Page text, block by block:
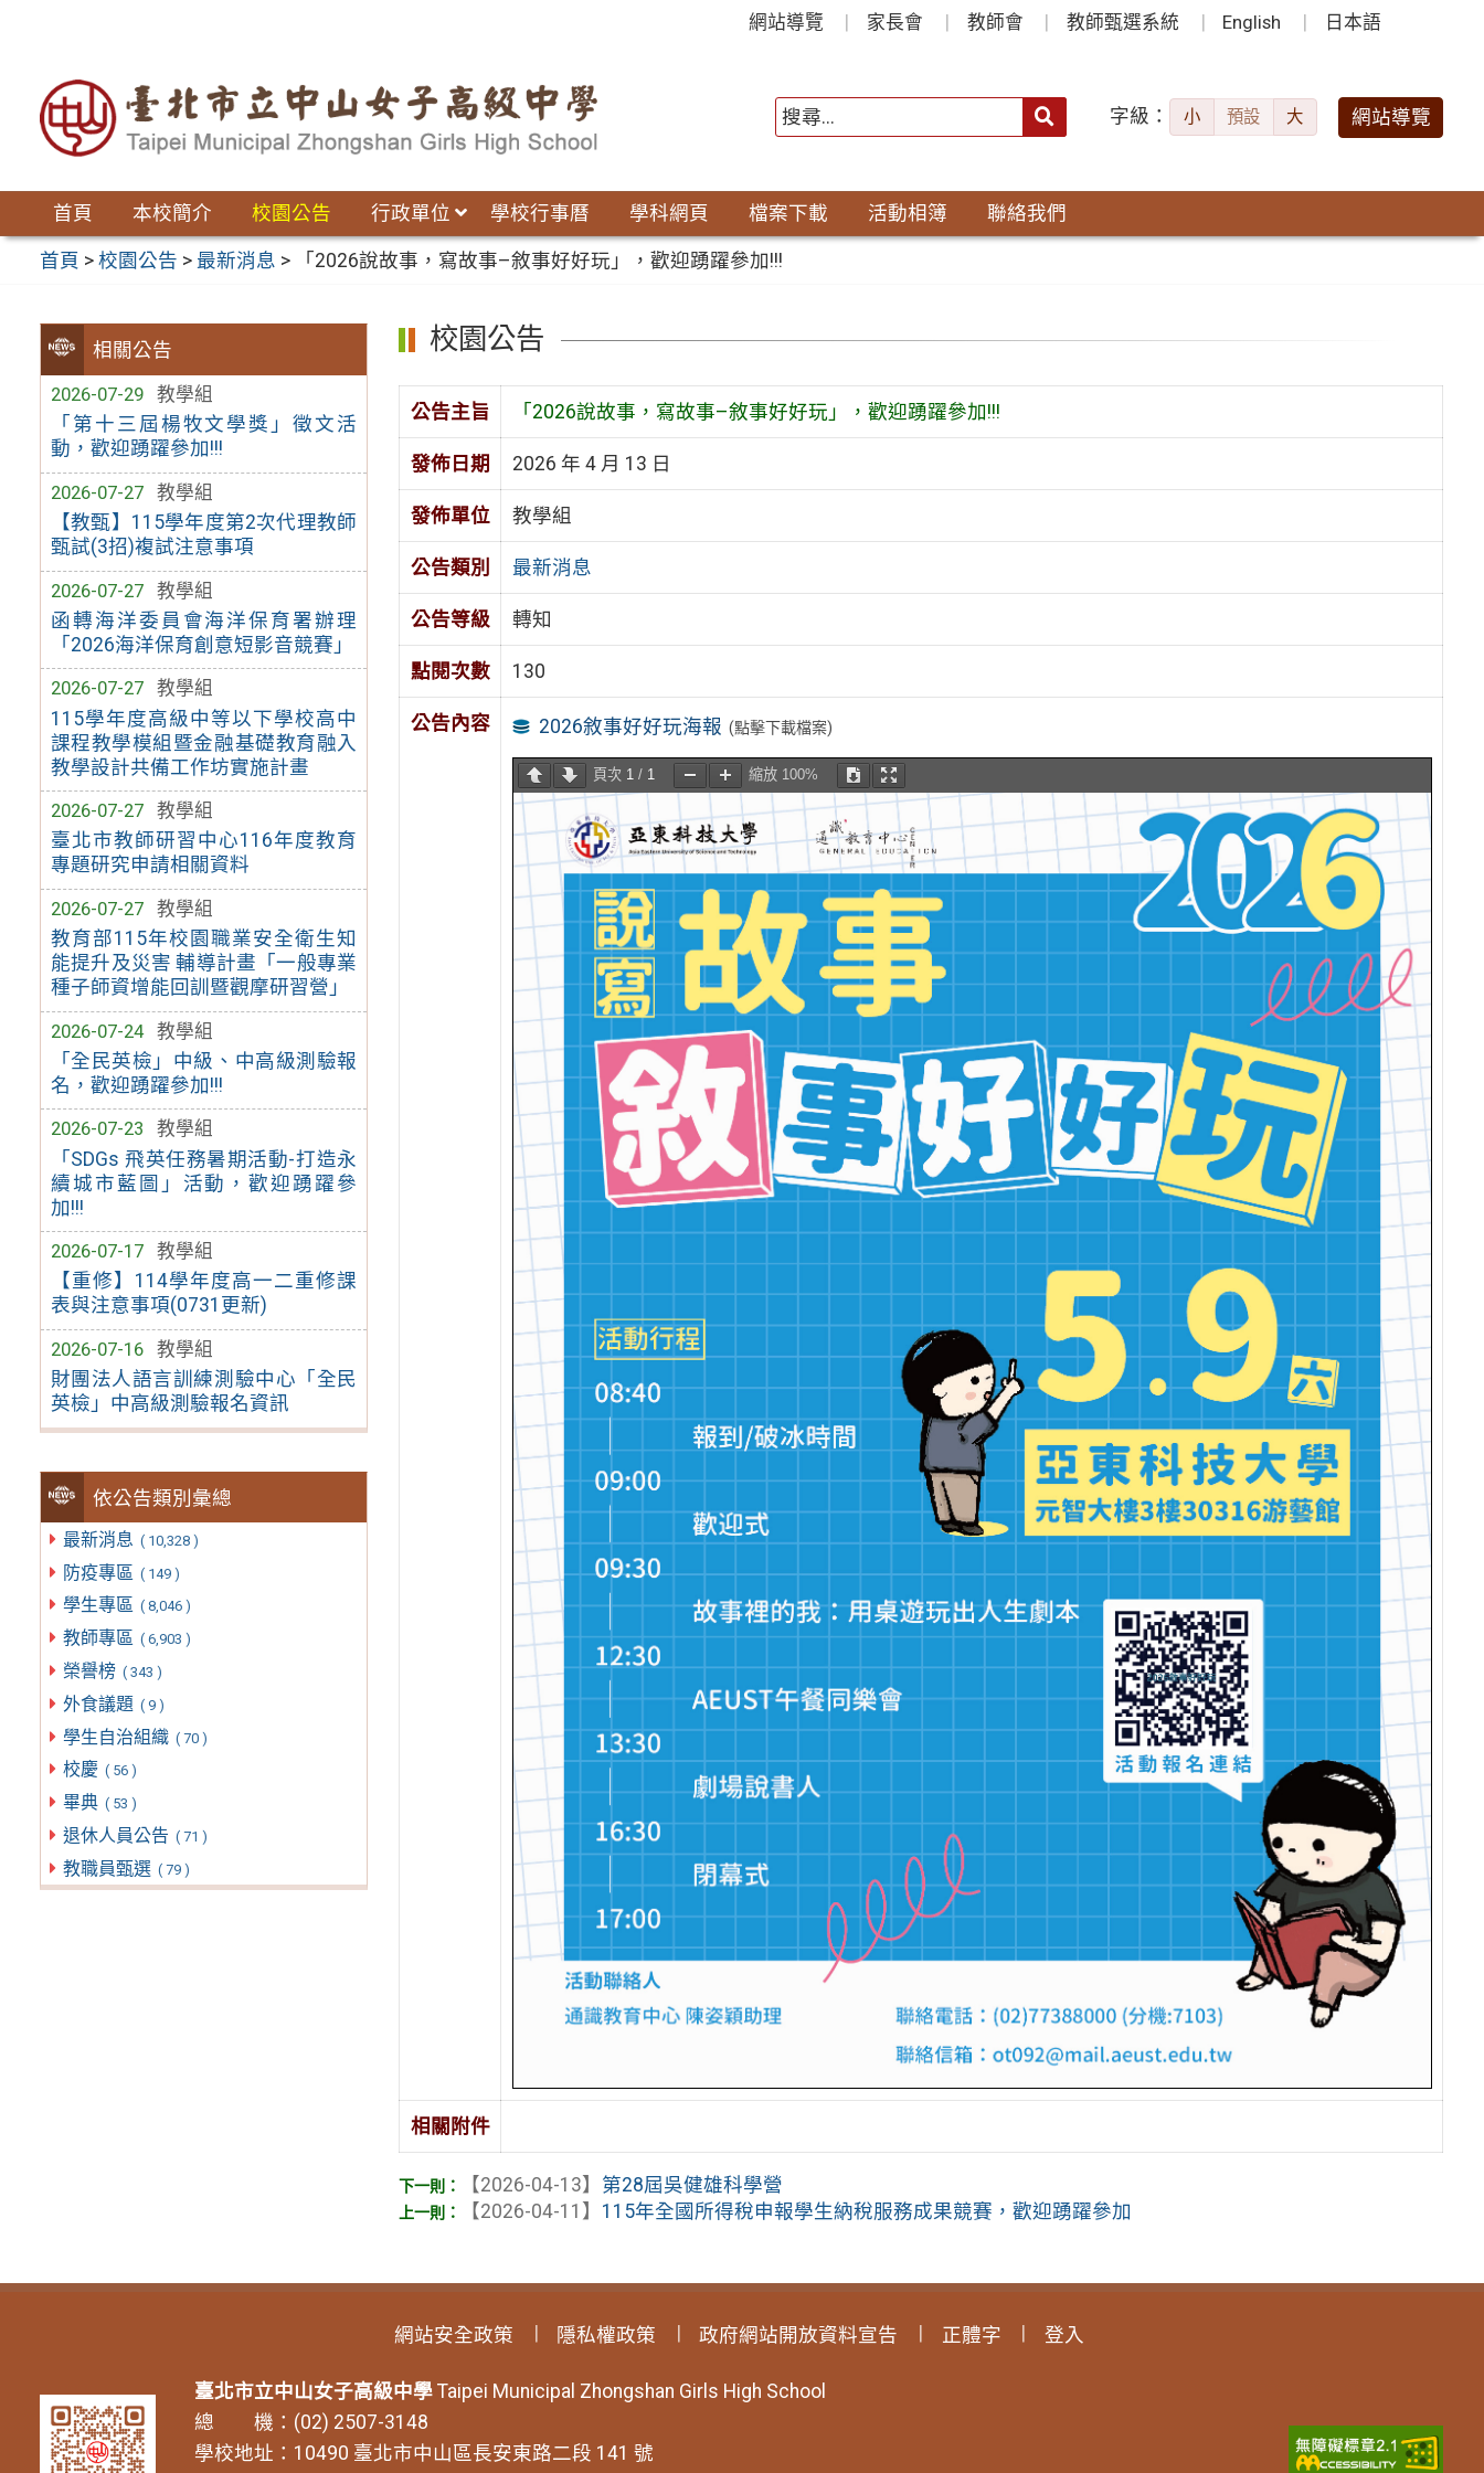
網站導覽 家長會 教師會 教師甄選系統 English 日本語
字級： 小 預設 大 網站導覽
首頁 本校簡介 校園公告 行政單位 學校行事曆 學科網頁 檔案下載 活動相簿 聯絡我們
首頁 >校園公告 > 最新消息 > 「2026說故事，寫故事–敘事好好玩」，歡迎踴躍參加!!!
相關公告
2026-07-29
教學組
「第十三屆楊牧文學獎」徵文活
動，歡迎踴躍參加!!!
2026-07-27
教學組
【教甄】115學年度第2次代理教師
甄試(3招)複試注意事項
2026-07-27
教學組
函轉海洋委員會海洋保育署辦理
「2026海洋保育創意短影音競賽」
2026-07-27
教學組
115學年度高級中等以下學校高中
課程教學模組暨金融基礎教育融入
教學設計共備工作坊實施計畫
2026-07-27
教學組
臺北市教師研習中心116年度教育
專題研究申請相關資料
2026-07-27
教學組
教育部115年校園職業安全衛生知
能提升及災害 輔導計畫「一般專業
種子師資增能回訓暨觀摩研習營」
2026-07-24
教學組
「全民英檢」中級、中高級測驗報
名，歡迎踴躍參加!!!
2026-07-23
教學組
「SDGs 飛英任務暑期活動-打造永
續城市藍圖」活動，歡迎踴躍參
加!!!
2026-07-17
教學組
【重修】114學年度高一二重修課
表與注意事項(0731更新)
2026-07-16
教學組
財團法人語言訓練測驗中心「全民
英檢」中高級測驗報名資訊
依公告類別彙總
最新消息 ( 10,328 )
防疫專區 ( 149 )
學生專區 ( 8,046 )
教師專區 ( 6,903 )
榮譽榜 ( 343 )
外食議題 ( 9 )
學生自治組織 ( 70 )
校慶 ( 56 )
畢典 ( 53 )
退休人員公告 ( 71 )
教職員甄選 ( 79 )
校園公告
公告主旨 「2026說故事，寫故事–敘事好好玩」，歡迎踴躍參加!!!
發佈日期 2026 年 4 月 13 日
發佈單位 教學組
公告類別 最新消息
公告等級 轉知
點閱次數 130
公告內容 2026敘事好好玩海報 (點擊下載檔案)
頁次 1/ 1 縮放 100%
相關附件
【2026-04-13】 第28屆吳健雄科學營
【2026-04-11】 115年全國所得稅申報學生納稅服務成果競賽，歡迎踴躍參加
網站安全政策 隱私權政策 政府網站開放資料宣告 正體字 登入
臺北市立中山女子高級中學 Taipei Municipal Zhongshan Girls High School
總 機：(02) 2507-3148
學校地址：10490 臺北市中山區長安東路二段 141 號